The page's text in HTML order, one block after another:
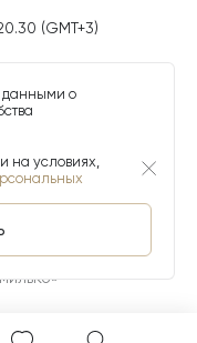
(GMT+3)
данными о
на условиях,